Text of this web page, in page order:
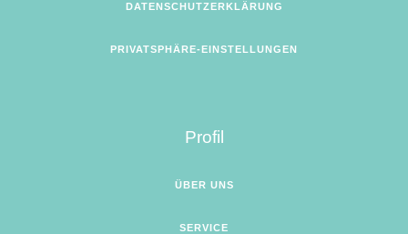
DATENSCHUTZERKLÄRUNG
PRIVATSPHÄRE-EINSTELLUNGEN
Profil
ÜBER UNS
SERVICE